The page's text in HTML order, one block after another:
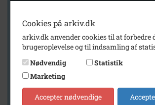
Arkiv
Slagelse Stads- og Lokalarkiv
Cookies på arkiv.dk
arkiv.dk anvender cookies til at forbedre
brugeroplevelse og til indsamling af
Nødvendig
Statistik
Marketing
Accepter nødvendige